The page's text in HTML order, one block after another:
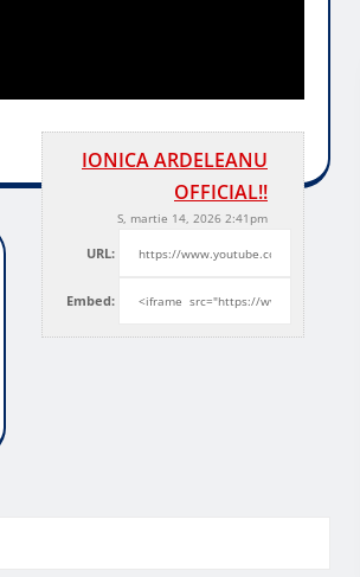
IONICA ARDELEANU
OFFICIAL!!
S, martie 14, 2026 2:41pm
URL:
Embed: